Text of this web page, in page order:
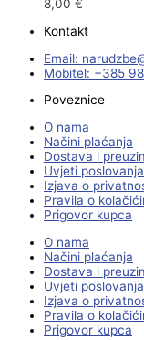
8,00 €
Kontakt
Email:
Mobitel: +385
Poveznice
O nama
Načini plaćanja
Dostava i
Uvjeti poslovanja
Izjava o
Pravila o
Prigovor kupca
O nama
Načini plaćanja
Dostava i
Uvjeti poslovanja
Izjava o
Pravila o
Prigovor kupca